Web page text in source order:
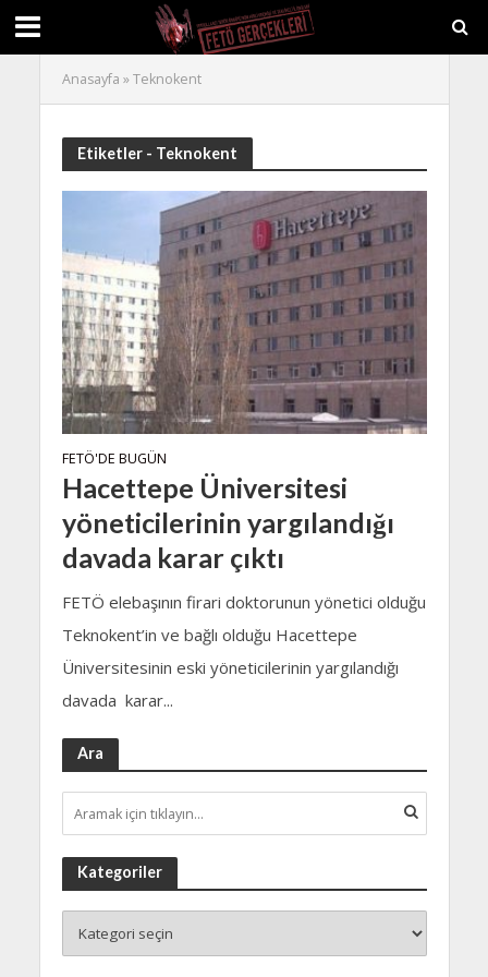
Anasayfa »Teknokent
Etiketler - Teknokent
FETÖ'DE BUGÜN
Hacettepe Üniversitesi
yöneticilerinin yargılandığı
davada karar çıktı
FETÖ elebaşının firari doktorunun yönetici olduğu
Teknokent’in ve bağlı olduğu Hacettepe
Üniversitesinin eski yöneticilerinin yargılandığı
davada karar...
Ara
Kategoriler